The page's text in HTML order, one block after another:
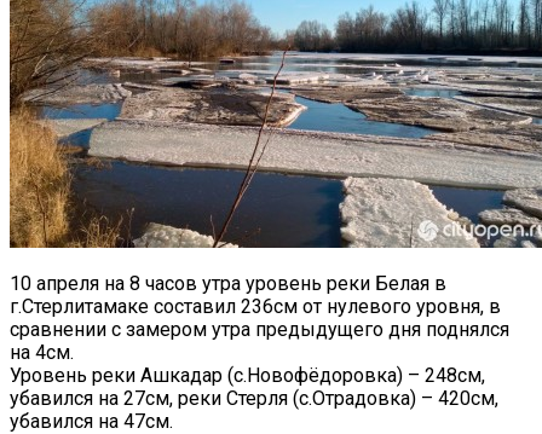
10 апреля на 8 часов утра уровень реки Белая в
г.Стерлитамаке составил 236см от нулевого уровня, в
сравнении с замером утра предыдущего дня поднялся
на 4см.
Уровень реки Ашкадар (с.Новофёдоровка) – 248см,
убавился на 27см, реки Стерля (с.Отрадовка) – 420см,
убавился на 47см.